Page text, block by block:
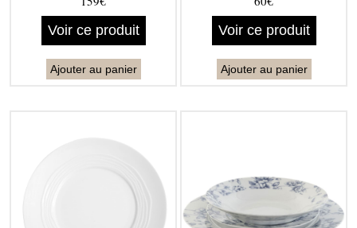
Voir ce produit
Ajouter au panier
Voir ce produit
Ajouter au panier